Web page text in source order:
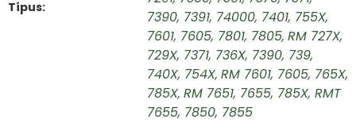
Típus
7390, 7391, 74000, 7401, 755X,
7601, 7605, 7801, 7805, RM 727X,
729X, 7371, 736X, 7390, 739,
740X, 754X, RM 7601, 7605, 765X,
785X, RM 7651, 7655, 785X, RMT
7655, 7850, 7855